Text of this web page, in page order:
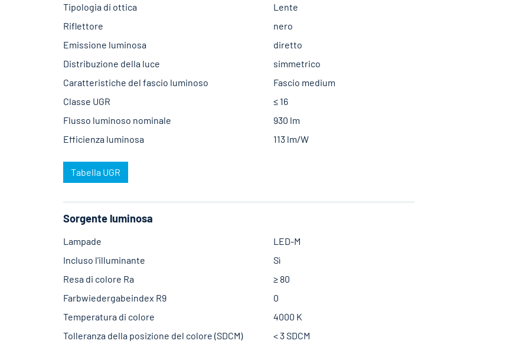
Tipologia di ottica
Lente
Riflettore
nero
Emissione luminosa
diretto
Distribuzione della luce
simmetrico
Caratteristiche del fascio luminoso
Fascio medium
Classe UGR
≤ 16
Flusso luminoso nominale
930 lm
Efficienza luminosa
113 lm/W
Tabella UGR
Sorgente luminosa
Lampade
LED-M
Incluso l'illuminante
Sì
Resa di colore Ra
≥ 80
Farbwiedergabeindex R9
0
Temperatura di colore
4000 K
Tolleranza della posizione del colore (SDCM)
< 3 SDCM